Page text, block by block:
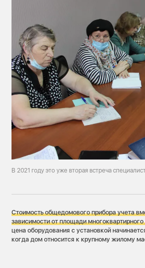
В 2021 году это уже вторая встреча
Стоимость общедомового прибора учета
зависимости от площади
цена оборудования с установкой
когда дом относится к крупному жилому